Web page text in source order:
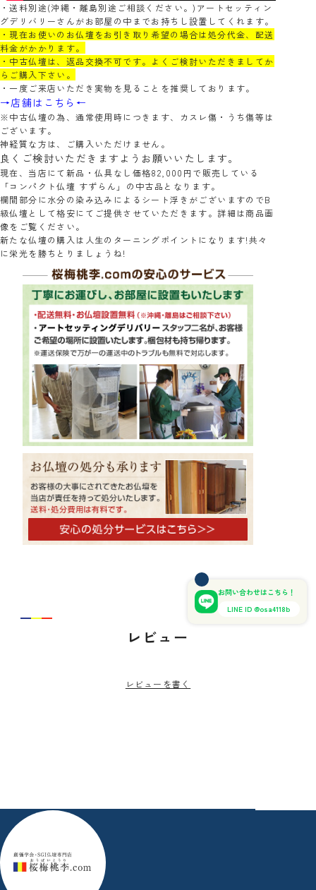
・送料別途(沖縄・離島別途ご相談ください。)アートセッティン
グデリバリーさんがお部屋の中までお持ちし設置してくれます。
・現在お使いのお仏壇をお引き取り希望の場合は処分代金、配送
料金がかかります。
・中古仏壇は、返品交換不可です。よくご検討いただきましてか
らご購入下さい。
・一度ご来店いただき実物を見ることを推奨しております。
→店舗はこちら←
※中古仏壇の為、通常使用時につきます、カスレ傷・うち傷等は
ございます。
神経質な方は、ご購入いただけません。
良くご検討いただきますようお願いいたします。
現在、当店にて新品・仏具なし価格82,000円で販売している
「コンパクト仏壇 すずらん」の中古品となります。
欄間部分に水分の染み込みによるシート浮きがございますのでB
級仏壇として格安にてご提供させていただきます。詳細は商品画
像をご覧ください。
新たな仏壇の購入は人生のターニングポイントになります!共々
に栄光を勝ちとりましょうね!
レビュー
レビューを書く
お問い合わせはこちら！
LINE ID @osa4118b